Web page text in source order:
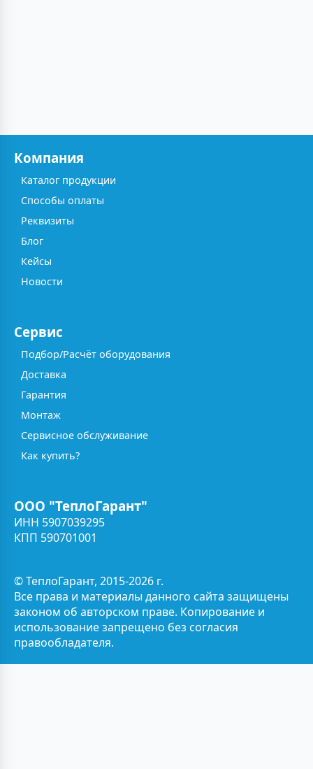
Компания
Каталог продукции
Способы оплаты
Реквизиты
Блог
Кейсы
Новости
Сервис
Подбор/Расчёт оборудования
Доставка
Гарантия
Монтаж
Сервисное обслуживание
Как купить?
ООО "ТеплоГарант"
ИНН 5907039295
КПП 590701001
© ТеплоГарант, 2015-2026 г.
Все права и материалы данного сайта защищены
законом об авторском праве. Копирование и
использование запрещено без согласия
правообладателя.